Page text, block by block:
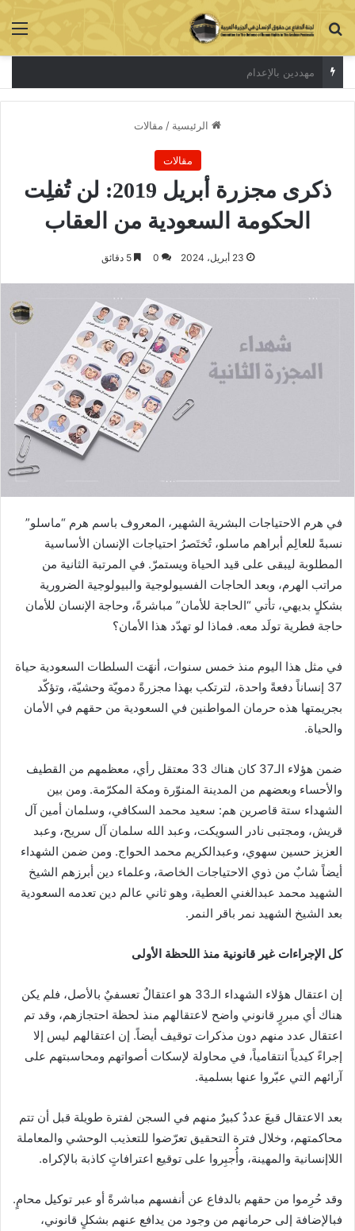
بحث عن
الاعتقال جريمة لا تخفي الحقيقة
الرئيسية / مقالات
مقالات
ذكرى مجزرة أبريل 2019: لن تُفلِت
الحكومة السعودية من العقاب
23 أبريل، 2024 0 5 دقائق
في هرم الاحتياجات البشرية الشهير، المعروف باسم هرم “ماسلو”
نسبةً للعالِم أبراهم ماسلو، تُختَصرُ احتياجات الإنسان الأساسية
المطلوبة ليبقى على قيد الحياة ويستمرّ. في المرتبة الثانية من
مراتب الهرم، وبعد الحاجات الفسيولوجية والبيولوجية الضرورية
بشكلٍ بديهي، تأتي “الحاجة للأمان” مباشرةً، وحاجة الإنسان للأمان
حاجة فطرية تولَد معه. فماذا لو تهدّد هذا الأمان؟
في مثل هذا اليوم منذ خمس سنوات، أنهَت السلطات السعودية حياة
37 إنساناً دفعةً واحدة، لترتكب بهذا مجزرةً دمويّة وحشيّة، وتؤكّد
بجريمتها هذه حرمان المواطنين في السعودية من حقهم في الأمان
والحياة.
ضمن هؤلاء الـ37 كان هناك 33 معتقل رأي، معظمهم من القطيف
والأحساء وبعضهم من المدينة المنوّرة ومكة المكرّمة. ومن بين
الشهداء ستة قاصرين هم: سعيد محمد السكافي، وسلمان أمين آل
قريش، ومجتبى نادر السويكت، وعبد الله سلمان آل سريح، وعبد
العزيز حسين سهوي، وعبدالكريم محمد الحواج. ومن ضمن الشهداء
أيضاً شابٌ من ذوي الاحتياجات الخاصة، وعلماء دين أبرزهم الشيخ
الشهيد محمد عبدالغني العطية، وهو ثاني عالم دين تعدمه السعودية
بعد الشيخ الشهيد نمر باقر النمر.
كل الإجراءات غير قانونية منذ اللحظة الأولى
إن اعتقال هؤلاء الشهداء الـ33 هو اعتقالٌ تعسفيٌ بالأصل، فلم يكن
هناك أي مبررٍ قانوني واضح لاعتقالهم منذ لحظة احتجازهم، وقد تم
اعتقال عدد منهم دون مذكرات توقيف أيضاً. إن اعتقالهم ليس إلا
إجراءً كيدياً انتقامياً، في محاولة لإسكات أصواتهم ومحاسبتهم على
آرائهم التي عبّروا عنها بسلمية.
بعد الاعتقال قبعَ عددٌ كبيرٌ منهم في السجن لفترة طويلة قبل أن تتم
محاكمتهم، وخلال فترة التحقيق تعرّضوا للتعذيب الوحشي والمعاملة
اللاإنسانية والمهينة، وأُجبِروا على توقيع اعترافاتٍ كاذبة بالإكراه.
وقد حُرِموا من حقهم بالدفاع عن أنفسهم مباشرةً أو عبر توكيل محامٍ.
فبالإضافة إلى حرمانهم من وجود من يدافع عنهم بشكلٍ قانوني،